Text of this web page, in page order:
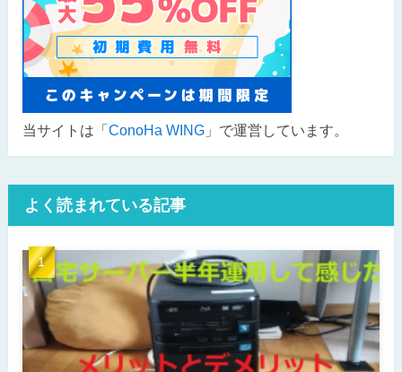
当サイトは「ConoHa WING」で運営しています。
よく読まれている記事